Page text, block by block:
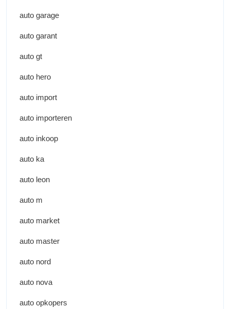
auto garage
auto garant
auto gt
auto hero
auto import
auto importeren
auto inkoop
auto ka
auto leon
auto m
auto market
auto master
auto nord
auto nova
auto opkopers